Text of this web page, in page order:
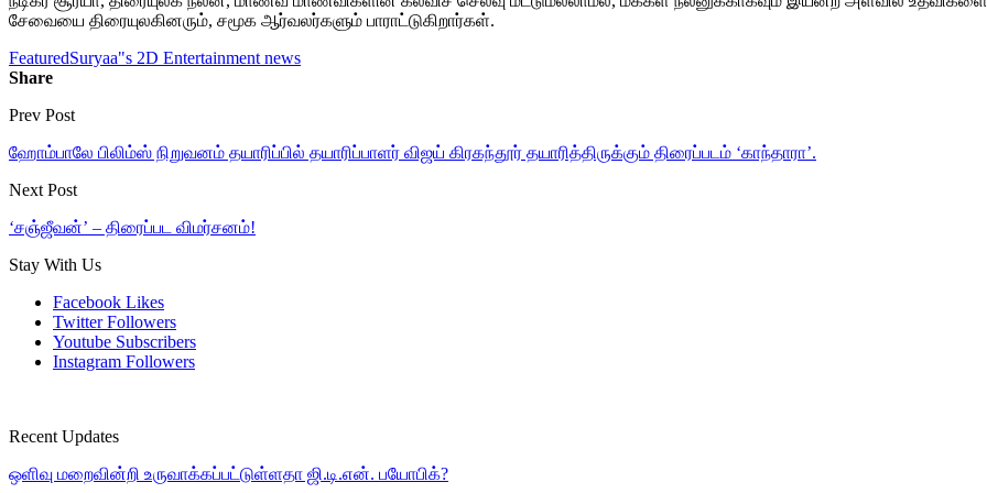
சேவையை திரையுலகினரும், சமூக ஆர்வலர்களும் பாராட்டுகிறார்கள்.
FeaturedSuryaa"s 2D Entertainment news
Share
Prev Post
ஹோம்பாலே பிலிம்ஸ் நிறுவனம் தயாரிப்பில் தயாரிப்பாளர் விஜய் கிரகந்தூர் தயாரித்திருக்கும் திரைப்படம் ‘காந்தாரா’.
Next Post
‘சஞ்ஜீவன்’ – திரைப்பட விமர்சனம்!
Stay With Us
Facebook Likes
Twitter Followers
Youtube Subscribers
Instagram Followers
Recent Updates
ஒளிவு மறைவின்றி உருவாக்கப்பட்டுள்ளதா ஜி.டி.என். பயோபிக்?